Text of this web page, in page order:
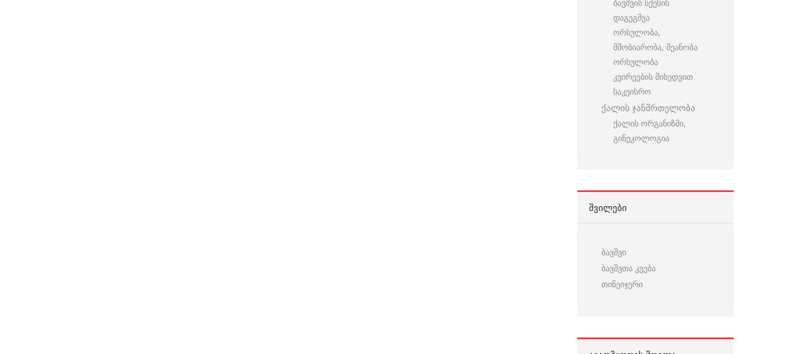
ბავშვის სქესის
დაგეგმვა
ორსულობა,
მშობიარობა, მეანობა
ორსულობა
კვირეების მიხედვით
საკეისრო
ქალის ჯანმრთელობა
ქალის ორგანიზმი,
გინეკოლოგია
ᲨᲕᲘᲚᲔᲑᲘ
ბავშვი
ბავშვთა კვება
თინეიჯერი